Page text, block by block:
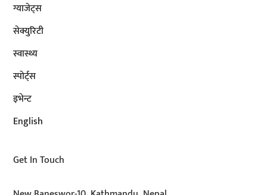
ग्याजेट्स
सेक्युरिटी
स्वास्थ्य
स्पोर्ट्स
इभेन्ट
English
Get In Touch